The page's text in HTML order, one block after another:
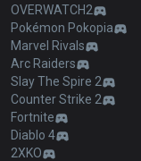
OVERWATCH2
Pokémon Pokopia
Marvel Rivals
Arc Raiders
Slay The Spire 2
Counter Strike 2
Fortnite
Diablo 4
2XKO